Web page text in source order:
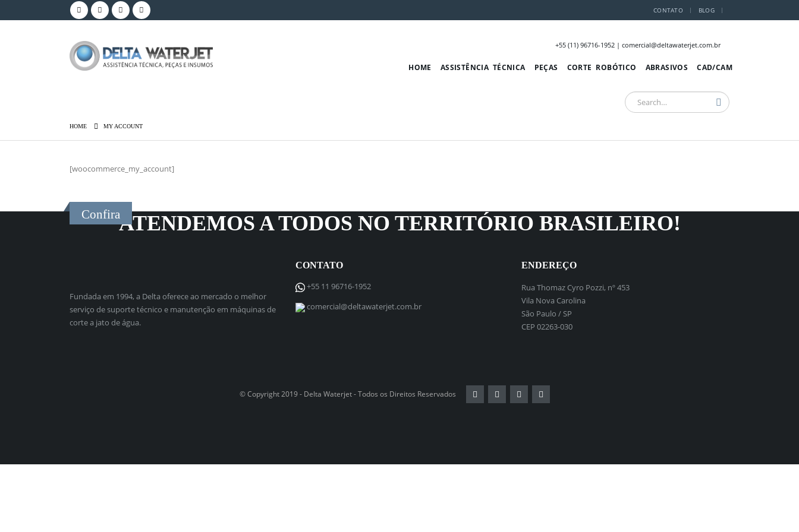
CONTATO BLOG
+55 (11) 96716-1952 | comercial@deltawaterjet.com.br
HOME ASSISTÊNCIA TÉCNICA PEÇAS CORTE ROBÓTICO ABRASIVOS CAD/CAM
HOME MY ACCOUNT
[woocommerce_my_account]
Confira
Fundada em 1994, a Delta oferece ao mercado o melhor
serviço de suporte técnico e manutenção em máquinas de
corte a jato de água.
CONTATO
+55 11 96716-1952
comercial@deltawaterjet.com.br
ENDEREÇO
Rua Thomaz Cyro Pozzi, nº 453
Vila Nova Carolina
São Paulo / SP
CEP 02263-030
© Copyright 2019 - Delta Waterjet - Todos os Direitos Reservados
ATENDEMOS A TODOS NO TERRITÓRIO BRASILEIRO!